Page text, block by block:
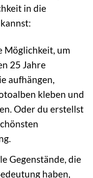
in die
Möglichkeit, um
25 Jahre
aufhängen,
kleben und
Oder du erstellst
Gegenstände, die
haben,